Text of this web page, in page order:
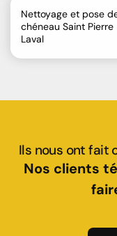
Nettoyage et pose
chéneau Saint Pierre
Laval
Ils nous ont fait
Nos clients